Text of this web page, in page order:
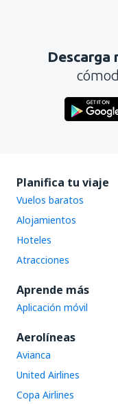
No profundiza
Enviar
Descarga
Planifica tu viaje
Vuelos baratos
Alojamientos
Hoteles
Atracciones
Aprende más
Aplicación móvil
Aerolíneas
Avianca
United Airlines
Copa Airlines